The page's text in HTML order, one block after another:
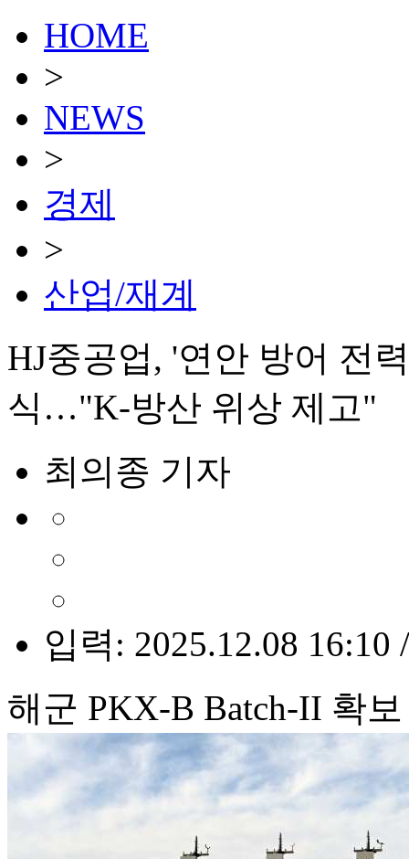
HOME
>
NEWS
>
경제
>
산업/재계
HJ중공업, '연안 방어 전
식…"K-방산 위상 제고"
최의종 기자
입력: 2025.12.08 16:10
해군 PKX-B Batch-II 확